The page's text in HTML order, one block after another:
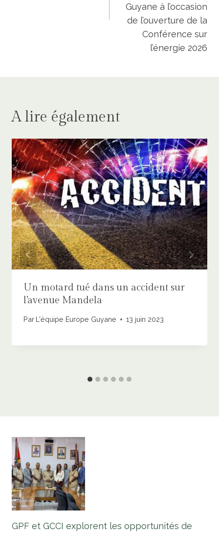
Guyane à l’occasion
de l’ouverture de la
Conférence sur
l’énergie 2026
A lire également
Un motard tué dans un accident sur
l’avenue Mandela
Par L'équipe Europe Guyane 13 juin 2023
GPF et GCCI explorent les opportunités de